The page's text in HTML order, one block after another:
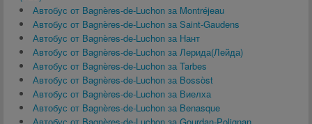
Автобус от Bagnères-de-Luchon за Montréjeau
Автобус от Bagnères-de-Luchon за Saint-Gaudens
Автобус от Bagnères-de-Luchon за Нант
Автобус от Bagnères-de-Luchon за Лерида(Лейда)
Автобус от Bagnères-de-Luchon за Tarbes
Автобус от Bagnères-de-Luchon за Bossòst
Автобус от Bagnères-de-Luchon за Виелха
Автобус от Bagnères-de-Luchon за Benasque